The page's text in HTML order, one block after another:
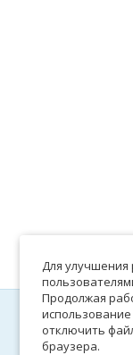
Для улучшения
Продолжая
отключить
браузера.